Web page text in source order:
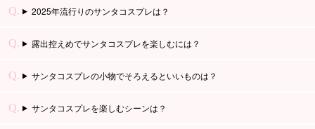
2025年流行りのサンタコスプレは？
露出控えめでサンタコスプレを楽しむには？
サンタコスプレの小物でそろえるといいものは？
サンタコスプレを楽しむシーンは？